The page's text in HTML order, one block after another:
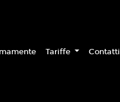
Tariffe Contatti